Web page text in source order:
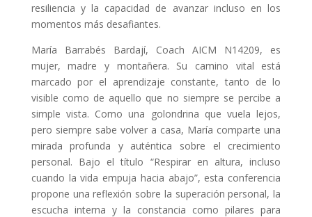
resiliencia y la capacidad de avanzar incluso en los
momentos más desafiantes.
María Barrabés Bardají, Coach AICM N14209, es
mujer, madre y montañera. Su camino vital está
marcado por el aprendizaje constante, tanto de lo
visible como de aquello que no siempre se percibe a
simple vista. Como una golondrina que vuela lejos,
pero siempre sabe volver a casa, María comparte una
mirada profunda y auténtica sobre el crecimiento
personal. Bajo el título “Respirar en altura, incluso
cuando la vida empuja hacia abajo”, esta conferencia
propone una reflexión sobre la superación personal, la
escucha interna y la constancia como pilares para